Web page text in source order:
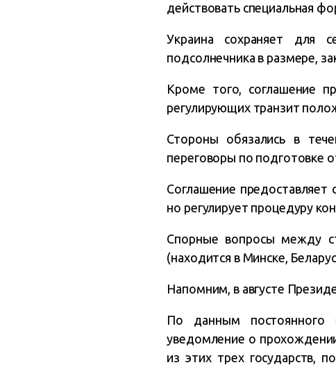
действовать специальная
Украина сохраняет для
подсолнечника в размере,
Кроме того, соглашение
регулирующих транзит
Стороны обязались в
переговоры по подготовке
Соглашение
но регулирует процедуру
Спорные вопросы между
(находится в Минске,
Напомним, в августе
По данным постоянного
уведомление о
из этих трех государств,